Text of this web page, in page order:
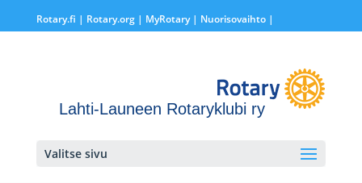
Rotary.fi | Rotary.org| MyRotary | Nuorisovaihto|
Lahti-Launeen Rotaryklubi ry
Valitse sivu